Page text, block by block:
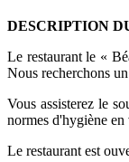
DESCRIPTION
Le restaurant le «
Nous recherchons
Vous assisterez le
normes d'hygiène en
Le restaurant est